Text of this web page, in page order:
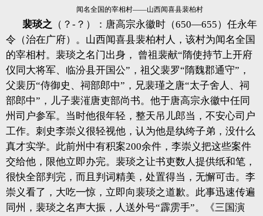
闻名全国的宰相村——山西闻喜县裴柏村
裴琰之 （？-？）：唐高宗永徽时（650—655）任永年
令（治在广府）。山西闻喜县裴柏村人，该村为闻名全国
的宰相村。裴琰之名门出身， 曾祖裴献“隋使持节上开府
仪同大将军、临汾县开国公”，祖父裴罗“隋魏郡通守”，
父裴历“侍御史、祠部郎中”，兄裴瑾之唐“太子舍人、祠
部郎中”，儿子裴漼唐吏部尚书。他于唐高宗永徽中任同
州司户参军。当时他很年轻，整天吊儿郎当，不安心司户
工作。刺史李崇义很轻视他，认为他是纨绔子弟，没什么
真才实学。此前州中有积案200余件，李崇义把这些案件
交给他，限他立即办完。裴琰之让书吏数人提供纸和笔，
很快全部判完，而且判词精美，处置得当，无懈可击。李
崇义看了，大吃一惊，立即向裴琰之道歉。此事迅速传遍
同州，裴琰之名声大振，人送外号“霹雳手”。《三国演